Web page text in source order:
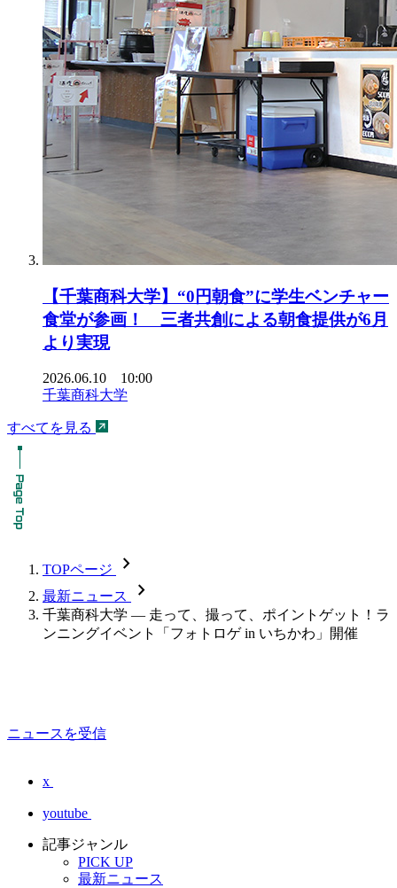
【千葉商科大学】“0円朝食”に学生ベンチャー
食堂が参画！ 三者共創による朝食提供が6月
より実現
2026.06.10 10:00
千葉商科大学
すべてを見る
TOPページ chevron_forward
最新ニュース chevron_forward
千葉商科大学 — 走って、撮って、ポイントゲット！ラ
ンニングイベント「フォトロゲ in いちかわ」開催
ニュースを受信
x
youtube
記事ジャンル
PICK UP
最新ニュース